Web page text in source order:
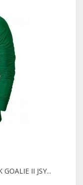
II JSY...